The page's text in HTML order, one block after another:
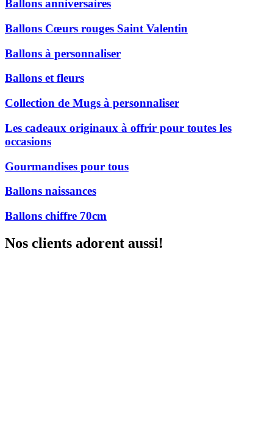
Ballons anniversaires
Ballons Cœurs rouges Saint Valentin
Ballons à personnaliser
Ballons et fleurs
Collection de Mugs à personnaliser
Les cadeaux originaux à offrir pour toutes les
occasions
Gourmandises pour tous
Ballons naissances
Ballons chiffre 70cm
Nos clients adorent aussi!